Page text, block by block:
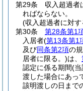
第29条
収入超過者
ればならない。
(収入超過者に対す
第30条
第28条第1
入居者(第13条第1
及び同条第2項の
居者に限る。)は、
認定に係る期間(当
渡した場合にあっ
該明渡しの日まで